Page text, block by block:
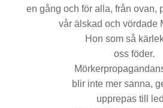
en gång och för alla, från ovan,
vår älskad och vördade
Hon som så
oss föder.
blir inte mer sanna,
upprepas till